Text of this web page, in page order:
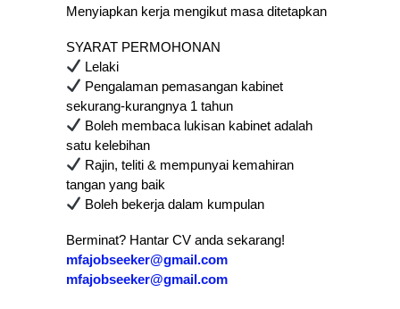
Menyiapkan kerja mengikut masa ditetapkan
SYARAT PERMOHONAN
Lelaki
Pengalaman pemasangan kabinet
sekurang-kurangnya 1 tahun
Boleh membaca lukisan kabinet adalah
satu kelebihan
Rajin, teliti & mempunyai kemahiran
tangan yang baik
Boleh bekerja dalam kumpulan
Berminat? Hantar CV anda sekarang!
mfajobseeker@gmail.com
mfajobseeker@gmail.com